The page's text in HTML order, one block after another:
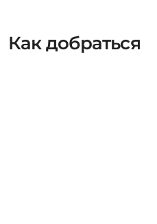
Как добраться